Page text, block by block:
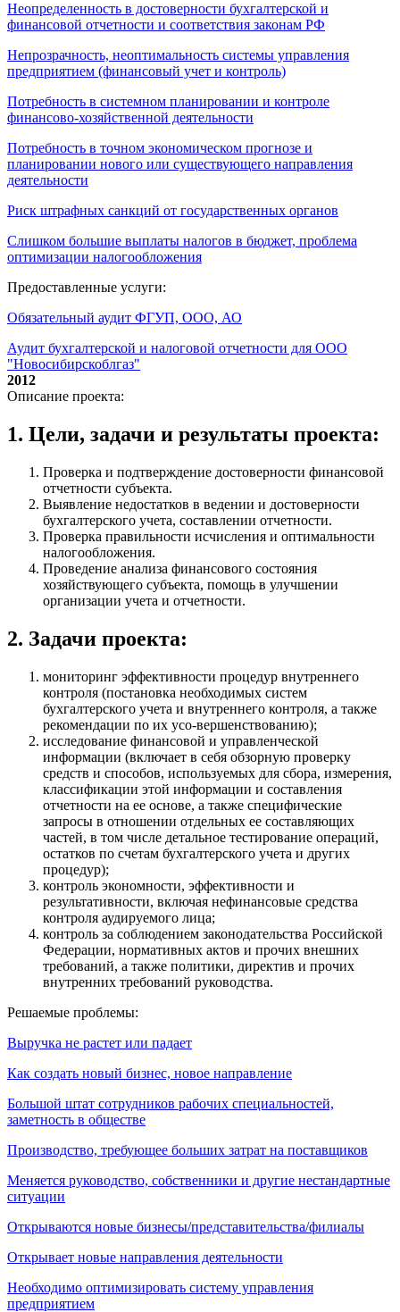
Неопределенность в достоверности бухгалтерской и
финансовой отчетности и соответствия законам РФ
Непрозрачность, неоптимальность системы управления
предприятием (финансовый учет и контроль)
Потребность в системном планировании и контроле
финансово-хозяйственной деятельности
Потребность в точном экономическом прогнозе и
планировании нового или существующего направления
деятельности
Риск штрафных санкций от государственных органов
Слишком большие выплаты налогов в бюджет, проблема
оптимизации налогообложения
Предоставленные услуги:
Обязательный аудит ФГУП, ООО, АО
Аудит бухгалтерской и налоговой отчетности для ООО
"Новосибирскоблгаз"
2012
Описание проекта:
1. Цели, задачи и результаты проекта:
Проверка и подтверждение достоверности финансовой
отчетности субъекта.
Выявление недостатков в ведении и достоверности
бухгалтерского учета, составлении отчетности.
Проверка правильности исчисления и оптимальности
налогообложения.
Проведение анализа финансового состояния
хозяйствующего субъекта, помощь в улучшении
организации учета и отчетности.
2. Задачи проекта:
мониторинг эффективности процедур внутреннего
контроля (постановка необходимых систем
бухгалтерского учета и внутреннего контроля, а также
рекомендации по их усо-вершенствованию);
исследование финансовой и управленческой
информации (включает в себя обзорную проверку
средств и способов, используемых для сбора, измерения,
классификации этой информации и составления
отчетности на ее основе, а также специфические
запросы в отношении отдельных ее составляющих
частей, в том числе детальное тестирование операций,
остатков по счетам бухгалтерского учета и других
процедур);
контроль экономности, эффективности и
результативности, включая нефинансовые средства
контроля аудируемого лица;
контроль за соблюдением законодательства Российской
Федерации, нормативных актов и прочих внешних
требований, а также политики, директив и прочих
внутренних требований руководства.
Решаемые проблемы:
Выручка не растет или падает
Как создать новый бизнес, новое направление
Большой штат сотрудников рабочих специальностей,
заметность в обществе
Производство, требующее больших затрат на поставщиков
Меняется руководство, собственники и другие нестандартные
ситуации
Открываются новые бизнесы/представительства/филиалы
Открывает новые направления деятельности
Необходимо оптимизировать систему управления
предприятием